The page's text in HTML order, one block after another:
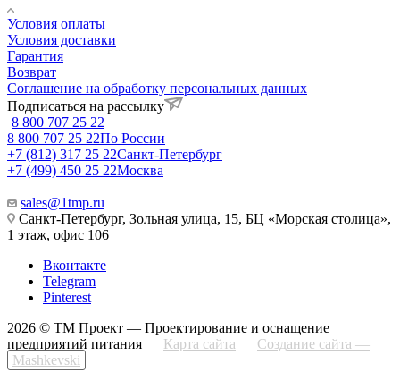
Условия оплаты
Условия доставки
Гарантия
Возврат
Соглашение на обработку персональных данных
Подписаться на рассылку
8 800 707 25 22
8 800 707 25 22По России
+7 (812) 317 25 22Санкт-Петербург
+7 (499) 450 25 22Москва
sales@1tmp.ru
Санкт-Петербург, Зольная улица, 15, БЦ «Морская столица»,
1 этаж, офис 106
Вконтакте
Telegram
Pinterest
2026 © ТМ Проект — Проектирование и оснащение
предприятий питания
Карта сайта
Создание сайта —
Mashkevski